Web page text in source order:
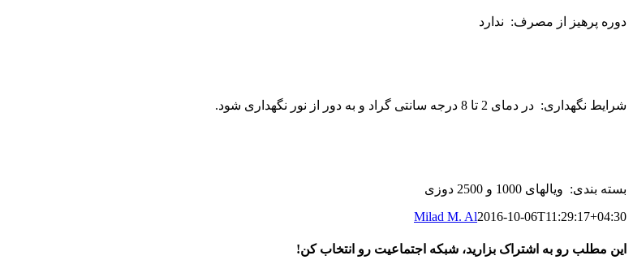
دوره پرهیز از مصرف: ندارد
شرایط نگهداری: در دمای 2 تا 8 درجه سانتی گراد و به دور از نور نگهداری شود.
بسته بندی: ویالهای 1000 و 2500 دوزی
Milad M. Al2016-10-06T11:29:17+04:30
این مطلب رو به اشتراک بزارید، شبکه اجتماعیت رو انتخاب کن!